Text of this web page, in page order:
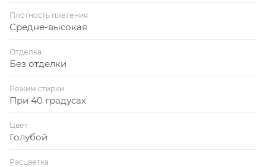
Плотность плетения
Средне-высокая
Отделка
Без отделки
Режим стирки
При 40 градусах
Цвет
Голубой
Расцветка